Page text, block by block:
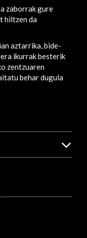
zaborrak gure
hiltzen da
aztarrika, bide-
ikurrak besterik
zentzuaren
behar dugula